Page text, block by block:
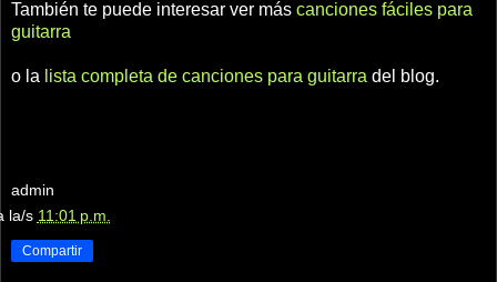
También te puede interesar ver más canciones fáciles para
guitarra
o la lista completa de canciones para guitarra del blog.
admin
la/s 11:01 p.m.
Compartir